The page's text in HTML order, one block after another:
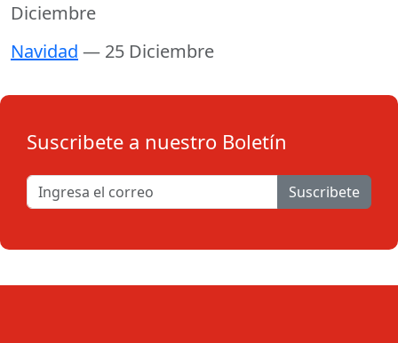
Diciembre
Navidad — 25 Diciembre
Suscribete a nuestro Boletín
Suscribete